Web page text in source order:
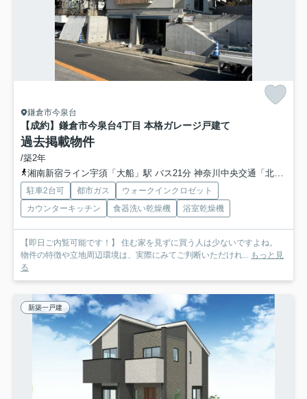
鎌倉市今泉台
【成約】鎌倉市今泉台4丁目 本格ガレージ戸建て
過去掲載物件
/築2年
湘南新宿ライン宇須「大船」駅 バス21分 神奈川中央交通「北鎌倉台」
駐車2台可 都市ガス
ウォークインクロゼット
カウンターキッチン
食器洗い乾燥機 浴室乾燥機
【即日ご内覧可能です！】 住む家を見ずに買う人は少ないですよね。
物件の特徴や立地周辺環境は、実際にみてご判断いただけれ... もっと見
る
新築一戸建